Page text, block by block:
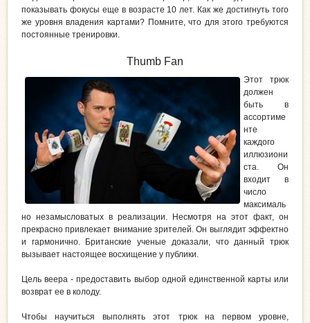
показывать фокусы еще в возрасте 10 лет. Как же достигнуть того
же уровня владения картами? Помните, что для этого требуются
постоянные тренировки.
Thumb Fan
Этот трюк
должен
быть в
ассортиме
нте
каждого
иллюзиони
ста. Он
входит в
число
максималь
но незамысловатых в реализации. Несмотря на этот факт, он
прекрасно привлекает внимание зрителей. Он выглядит эффектно
и гармонично. Британские ученые доказали, что данный трюк
вызывает настоящее восхищение у публики.
Цель веера - предоставить выбор одной единственной карты или
возврат ее в колоду.
Чтобы научиться выполнять этот трюк на первом уровне,